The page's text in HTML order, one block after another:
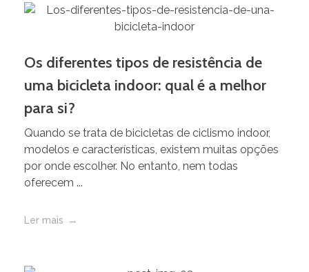
Os diferentes tipos de resistência de
uma bicicleta indoor: qual é a melhor
para si?
Quando se trata de bicicletas de ciclismo indoor,
modelos e características, existem muitas opções
por onde escolher. No entanto, nem todas
oferecem ...
Ler mais